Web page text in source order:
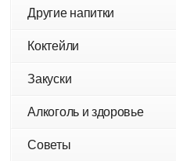
Другие напитки
Коктейли
Закуски
Алкоголь и здоровье
Советы